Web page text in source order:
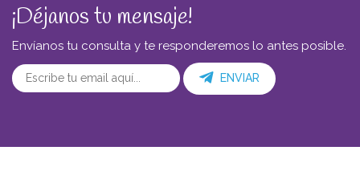
¡Déjanos tu mensaje!
Envíanos tu consulta y te responderemos lo antes posible.
ENVIAR